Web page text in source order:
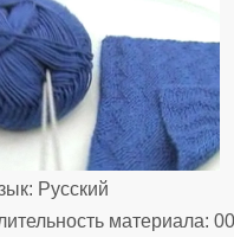
: Русский
материала: